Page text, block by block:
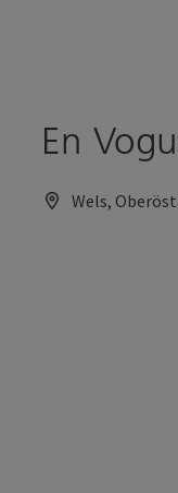
En
Wels,